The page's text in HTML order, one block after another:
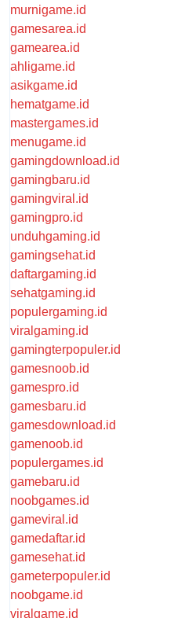
murnigame.id
gamesarea.id
gamearea.id
ahligame.id
asikgame.id
hematgame.id
mastergames.id
menugame.id
gamingdownload.id
gamingbaru.id
gamingviral.id
gamingpro.id
unduhgaming.id
gamingsehat.id
daftargaming.id
sehatgaming.id
populergaming.id
viralgaming.id
gamingterpopuler.id
gamesnoob.id
gamespro.id
gamesbaru.id
gamesdownload.id
gamenoob.id
populergames.id
gamebaru.id
noobgames.id
gameviral.id
gamedaftar.id
gamesehat.id
gameterpopuler.id
noobgame.id
viralgame.id